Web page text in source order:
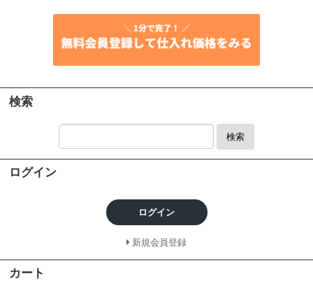
検索
検索
ログイン
ログイン
新規会員登録
カート